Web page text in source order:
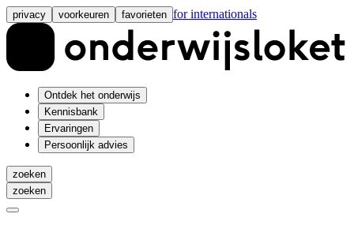
privacy voorkeuren favorieten for internationals
Ontdek het onderwijs
Kennisbank
Ervaringen
Persoonlijk advies
zoeken
zoeken